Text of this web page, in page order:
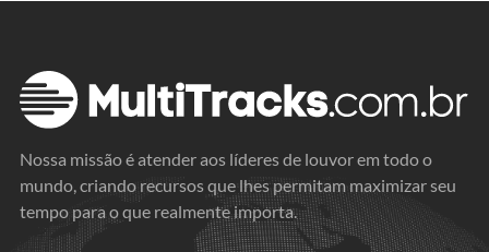
Nossa missão é atender aos líderes de louvor em todo o
mundo, criando recursos que lhes permitam maximizar seu
tempo para o que realmente importa.